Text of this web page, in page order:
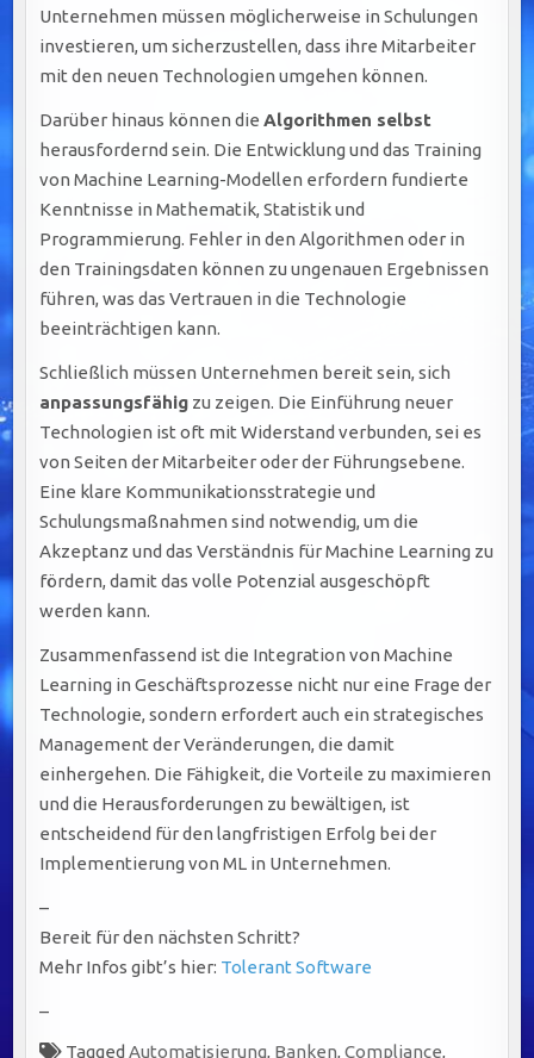
Unternehmen müssen möglicherweise in Schulungen
investieren, um sicherzustellen, dass ihre Mitarbeiter
mit den neuen Technologien umgehen können.
Darüber hinaus können dieAlgorithmen selbst
herausfordernd sein. Die Entwicklung und das Training
von Machine Learning-Modellen erfordern fundierte
Kenntnisse in Mathematik, Statistik und
Programmierung. Fehler in den Algorithmen oder in
den Trainingsdaten können zu ungenauen Ergebnissen
führen, was das Vertrauen in die Technologie
beeinträchtigen kann.
Schließlich müssen Unternehmen bereit sein, sich
anpassungsfähig zu zeigen. Die Einführung neuer
Technologien ist oft mit Widerstand verbunden, sei es
von Seiten der Mitarbeiter oder der Führungsebene.
Eine klare Kommunikationsstrategie und
Schulungsmaßnahmen sind notwendig, um die
Akzeptanz und das Verständnis für Machine Learning zu
fördern, damit das volle Potenzial ausgeschöpft
werden kann.
Zusammenfassend ist die Integration von Machine
Learning in Geschäftsprozesse nicht nur eine Frage der
Technologie, sondern erfordert auch ein strategisches
Management der Veränderungen, die damit
einhergehen. Die Fähigkeit, die Vorteile zu maximieren
und die Herausforderungen zu bewältigen, ist
entscheidend für den langfristigen Erfolg bei der
Implementierung von ML in Unternehmen.
–
Bereit für den nächsten Schritt?
Mehr Infos gibt’s hier: Tolerant Software
–
TaggedAutomatisierung, Banken,Compliance,